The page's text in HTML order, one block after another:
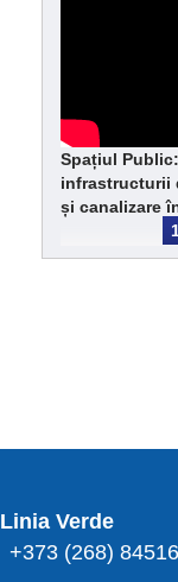
Spațiul
infrastructurii
și canalizare
Linia Verde
+373 (268) 84516